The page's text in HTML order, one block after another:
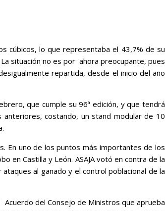
cúbicos, lo que representaba el 43,7% de su
situación no es por ahora preocupante, pues
repartida, desde el inicio del año
que cumple su 96ª edición, y que tendrá
costando, un stand modular de 10
En uno de los puntos más importantes de los
Castilla y León. ASAJA votó en contra de la
al ganado y el control poblacional de la
del Consejo de Ministros que aprueba